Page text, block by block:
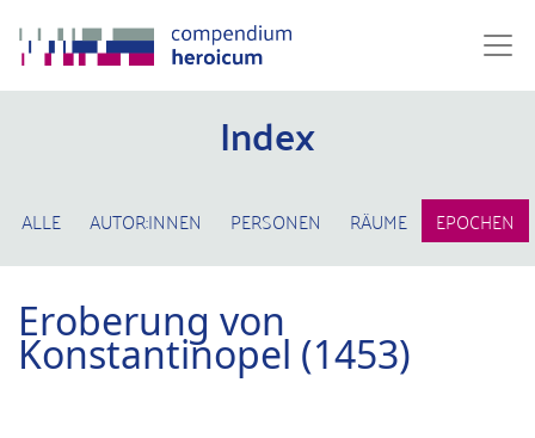
Index
ALLE AUTOR:INNEN PERSONEN RÄUME EPOCHEN
Eroberung von
Konstantinopel (1453)